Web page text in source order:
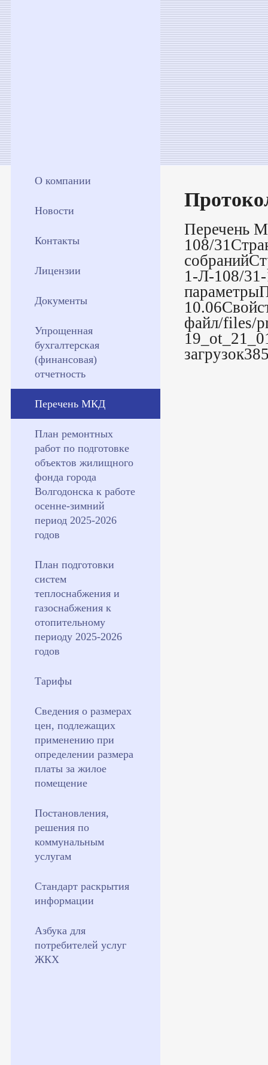
О компании
Новости
Контакты
Лицензии
Документы
Упрощенная
бухгалтерская
(финансовая)
отчетность
Перечень МКД
План ремонтных
работ по подготовке
объектов жилищного
фонда города
Волгодонска к работе
осенне-зимний
период 2025-2026
годов
План подготовки
систем
теплоснабжения и
газоснабжения к
отопительному
периоду 2025-2026
годов
Тарифы
Сведения о размерах
цен, подлежащих
применению при
определении размера
платы за жилое
помещение
Постановления,
решения по
коммунальным
услугам
Стандарт раскрытия
информации
Азбука для
потребителей услуг
ЖКХ
Перечень
108/
1-Л-108/
файл/files/